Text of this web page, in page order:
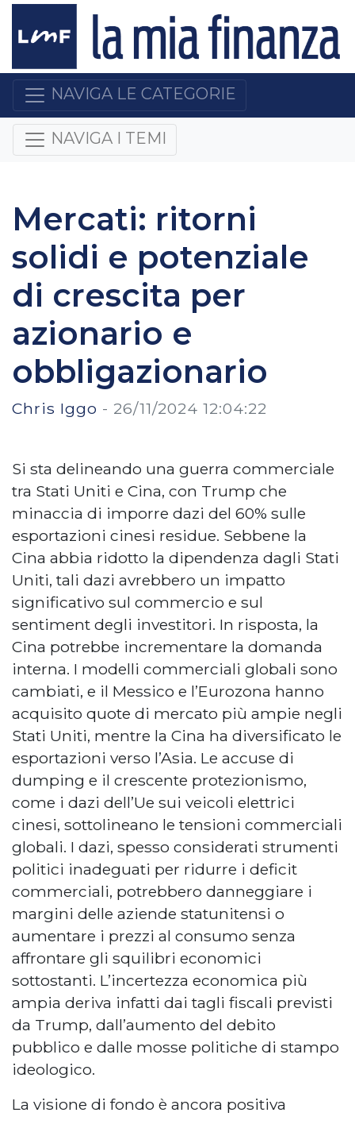
NAVIGA LE CATEGORIE
NAVIGA I TEMI
Mercati: ritorni
solidi e potenziale
di crescita per
azionario e
obbligazionario
Chris Iggo - 26/11/2024 12:04:22
Si sta delineando una guerra commerciale
tra Stati Uniti e Cina, con Trump che
minaccia di imporre dazi del 60% sulle
esportazioni cinesi residue. Sebbene la
Cina abbia ridotto la dipendenza dagli Stati
Uniti, tali dazi avrebbero un impatto
significativo sul commercio e sul
sentiment degli investitori. In risposta, la
Cina potrebbe incrementare la domanda
interna. I modelli commerciali globali sono
cambiati, e il Messico e l’Eurozona hanno
acquisito quote di mercato più ampie negli
Stati Uniti, mentre la Cina ha diversificato le
esportazioni verso l’Asia. Le accuse di
dumping e il crescente protezionismo,
come i dazi dell’Ue sui veicoli elettrici
cinesi, sottolineano le tensioni commerciali
globali. I dazi, spesso considerati strumenti
politici inadeguati per ridurre i deficit
commerciali, potrebbero danneggiare i
margini delle aziende statunitensi o
aumentare i prezzi al consumo senza
affrontare gli squilibri economici
sottostanti. L’incertezza economica più
ampia deriva infatti dai tagli fiscali previsti
da Trump, dall’aumento del debito
pubblico e dalle mosse politiche di stampo
ideologico.
La visione di fondo è ancora positiva